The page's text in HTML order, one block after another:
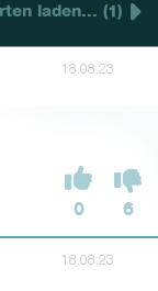
laden... (1)
18.08.23
0 6
18.08.23